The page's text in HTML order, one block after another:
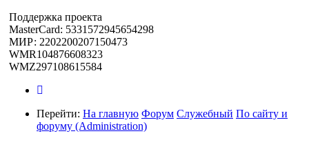
Поддержка проекта
MasterCard: 5331572945654298
МИР: 2202200207150473
WMR104876608323
WMZ297108615584
Перейти: На главную Форум Служебный По сайту и
форуму (Administration)